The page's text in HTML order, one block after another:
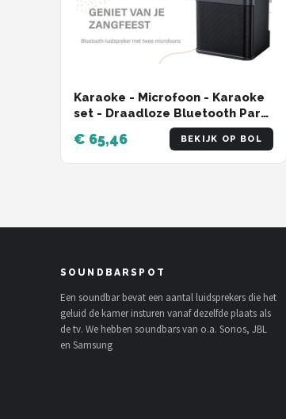
Karaoke - Microfoon - Karaoke
set - Draadloze Bluetooth Party
Speaker - 2 Microfoons -
Draadloos
€ 65,46 BEKIJK OP BOL
SOUNDBARSPOT
Een soundbar bevat een aantal luidsprekers die het
geluid de kamer insturen vanaf dezelfde plaats als
de tv. We hebben soundbars van o.a. Sonos, JBL
en Samsung